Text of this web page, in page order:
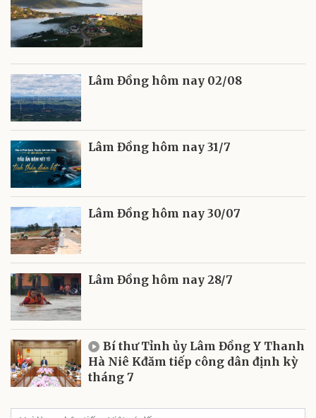
Lâm Đồng hôm nay 02/08
Lâm Đồng hôm nay 31/7
Lâm Đồng hôm nay 30/07
Lâm Đồng hôm nay 28/7
Bí thư Tỉnh ủy Lâm Đồng Y Thanh
Hà Niê Kđăm tiếp công dân định kỳ
tháng 7